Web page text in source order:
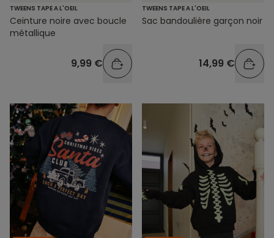
TWEENS TAPE A L'OEIL
Ceinture noire avec boucle
métallique
9,99 €
TWEENS TAPE A L'OEIL
Sac bandoulière garçon noir
14,99 €